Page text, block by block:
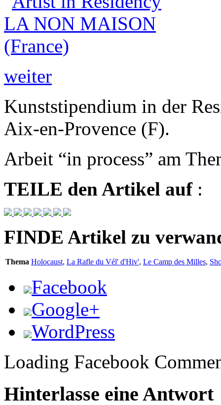
weiter
Kunststipendium in der
Aix-en-Provence (F).
Arbeit “in process” am
TEILE den Artikel auf:
FINDE Artikel zu
Thema Holocaust, La Rafle du Vél' d'Hiv', Le Camp des Milles,
Facebook
Google+
WordPress
Loading Facebook
Hinterlasse eine Antwort